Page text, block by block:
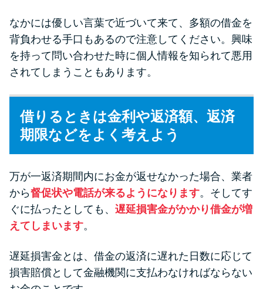
なかには優しい言葉で近づいて来て、多額の借金を
背負わせる手口もあるので注意してください。興味
を持って問い合わせた時に個人情報を知られて悪用
されてしまうこともあります。
借りるときは金利や返済額、返済
期限などをよく考えよう
万が一返済期間内にお金が返せなかった場合、業者
から督促状や電話が来るようになります。そしてす
ぐに払ったとしても、 遅延損害金がかかり借金が増
えてしまいます。
遅延損害金とは、借金の返済に遅れた日数に応じて
損害賠償として金融機関に支払わなければならない